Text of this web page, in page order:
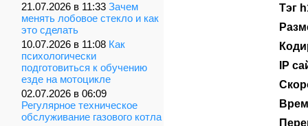
21.07.2026 в 11:33 Зачем
менять лобовое стекло и как
это сделать
10.07.2026 в 11:08 Как
психологически
подготовиться к обучению
езде на мотоцикле
02.07.2026 в 06:09
Регулярное техническое
обслуживание газового котла
Тэг
IP